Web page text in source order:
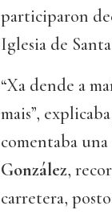
participaron
Iglesia de
“Xa dende a
mais”,
comentaba una
González,
carretera,